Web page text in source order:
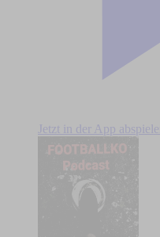
Jetzt in der App abspielen